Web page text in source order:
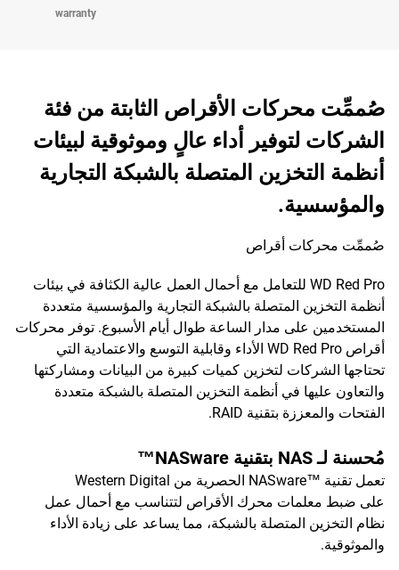
warranty
صُممِّت محركات الأقراص الثابتة من فئة
الشركات لتوفير أداء عالٍ وموثوقية لبيئات
أنظمة التخزين المتصلة بالشبكة التجارية
والمؤسسية.
صُممِّت محركات أقراص
WD Red Pro للتعامل مع أحمال العمل عالية الكثافة في بيئات
أنظمة التخزين المتصلة بالشبكة التجارية والمؤسسية متعددة
المستخدمين على مدار الساعة طوال أيام الأسبوع. توفر محركات
أقراص WD Red Pro الأداء وقابلية التوسع والاعتمادية التي
تحتاجها الشركات لتخزين كميات كبيرة من البيانات ومشاركتها
والتعاون عليها في أنظمة التخزين المتصلة بالشبكة متعددة
الفتحات والمعززة بتقنية RAID.
مُحسنة لـ NAS بتقنية NASware™
تعمل تقنية NASware™‎ الحصرية من Western Digital
على ضبط معلمات محرك الأقراص لتتناسب مع أحمال عمل
نظام التخزين المتصلة بالشبكة، مما يساعد على زيادة الأداء
والموثوقية.